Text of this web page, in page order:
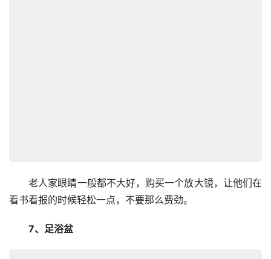
老人家眼睛一般都不大好，购买一个放大镜，让他们在
看书看报的时候轻松一点，不要那么费劲。
7、足浴盆